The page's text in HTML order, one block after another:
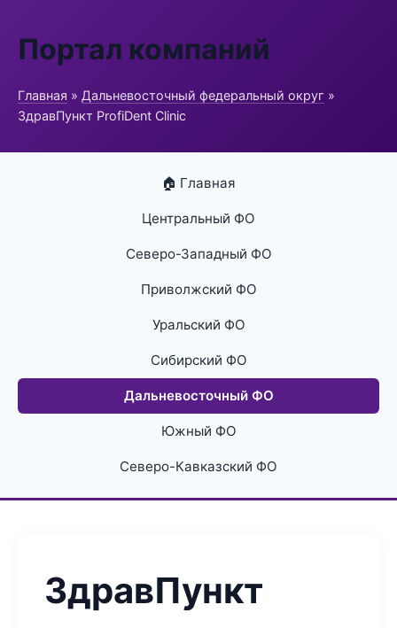
Портал компаний
Главная » Дальневосточный федеральный округ »
ЗдравПункт ProfiDent Clinic
🏠 Главная
Центральный ФО
Северо-Западный ФО
Приволжский ФО
Уральский ФО
Сибирский ФО
Дальневосточный ФО
Южный ФО
Северо-Кавказский ФО
ЗдравПункт